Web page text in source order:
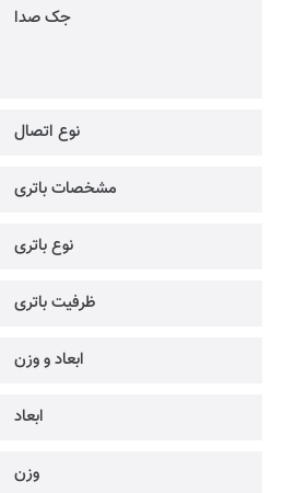
جک صدا
نوع اتصال
مشخصات باتری
نوع باتری
ظرفیت باتری
ابعاد و وزن
ابعاد
وزن